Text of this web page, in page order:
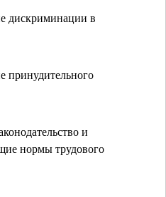
дискриминации в
принудительного
и
нормы трудового